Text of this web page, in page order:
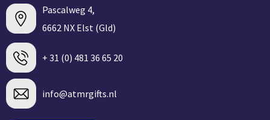
Pascalweg 4,
6662 NX Elst (Gld)
+ 31 (0) 481 36 65 20
info@atmrgifts.nl